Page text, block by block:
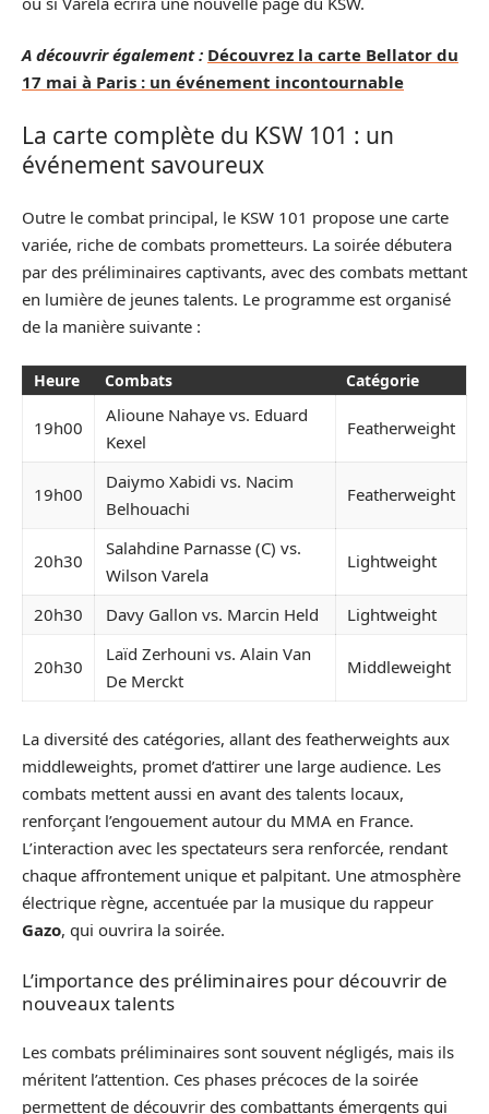
A découvrir également : Découvrez la carte Bellator du
17 mai à Paris : un événement incontournable
La carte complète du KSW 101 : un
événement savoureux
Outre le combat principal, le KSW 101 propose une carte
variée, riche de combats prometteurs. La soirée débutera
par des préliminaires captivants, avec des combats mettant
en lumière de jeunes talents. Le programme est organisé
de la manière suivante :
Heure Combats Catégorie
19h00
Alioune Nahaye vs. Eduard
Kexel
Featherweight
19h00
Daiymo Xabidi vs. Nacim
Belhouachi
Featherweight
20h30
Salahdine Parnasse (C) vs.
Wilson Varela
Lightweight
20h30 Davy Gallon vs. Marcin Held Lightweight
20h30
Laïd Zerhouni vs. Alain Van
De Merckt
Middleweight
La diversité des catégories, allant des featherweights aux
middleweights, promet d’attirer une large audience. Les
combats mettent aussi en avant des talents locaux,
renforçant l’engouement autour du MMA en France.
L’interaction avec les spectateurs sera renforcée, rendant
chaque affrontement unique et palpitant. Une atmosphère
électrique règne, accentuée par la musique du rappeur
Gazo, qui ouvrira la soirée.
L’importance des préliminaires pour découvrir de
nouveaux talents
Les combats préliminaires sont souvent négligés, mais ils
méritent l’attention. Ces phases précoces de la soirée
permettent de découvrir des combattants émergents qui